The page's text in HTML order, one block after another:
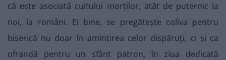
că este asociată cultului morților, atât de puternic la
noi, la români. Ei bine, se pregătește coliva pentru
biserică nu doar în amintirea celor dispăruți, ci și ca
ofrandă pentru un sfânt patron, în ziua dedicată